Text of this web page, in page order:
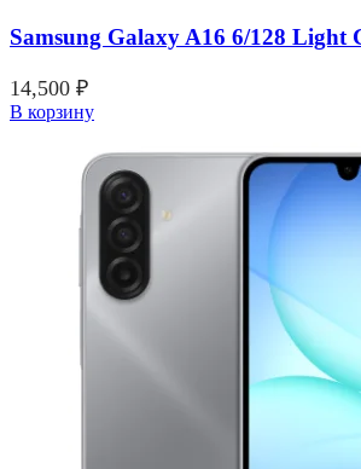
Samsung Galaxy A16 6/128 Light
14,500 ₽
В корзину